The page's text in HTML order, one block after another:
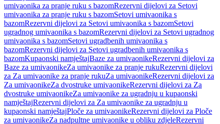
umivaonika za pranje ruku s bazomRezervni dijelovi za Setovi
umivaonika za pranje ruku s bazomSetovi umivaonika s
bazomRezervni dijelovi za Setovi umivaonika s bazomSetovi
ugradnog umivaonika s bazomRezervni dijelovi za Setovi ugradnog
umivaonika s bazomSetovi ugradbenih umivaonika s
bazomRezervni dijelovi za Setovi ugradbenih umivaonika s
bazomKupaonski namještajBaze za umivaonikeRezervni dijelovi za
Baze za umivaonikeZa umivaonike za pranje rukuRezervni dijelovi
za Za umivaonike za pranje rukuZa umivaonikeRezervni dijelovi za
Za umivaonikeZa dvostruke umivaonikeRezervni dijelovi za Za
dvostruke umivaonikeZa umivaonike za ugradnju u kupaonski
namještajRezervni dijelovi za Za umivaonike za ugradnju u
kupaonski namještajPloče za umivaonikeRezervni dijelovi za Ploče
za umivaonikeZa nadpultne umivaonike u obliku zdjeleRezervni